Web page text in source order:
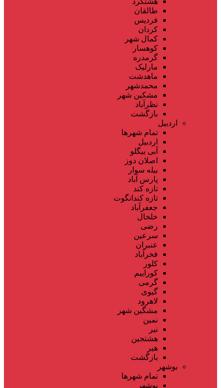
طالقان
فردیس
کردان
کمال شهر
کوهسار
گرمدره
مارلیک
ماهدشت
محمدشهر
مشکین شهر
نظرآباد
بازگشت
اردبیل
تمام شهر‌ها
اردبیل
آبی بیگلو
اصلان دوز
بیله سوار
پارس آباد
تازه کند
تازه کندانگوت
جعفرآباد
خلخال
رضی
سرعین
عنبران
فخرآباد
کلور
کوراییم
گرمی
گیوی
لاهرود
مشگین شهر
نمین
نیر
هشتجین
هیر
بازگشت
بوشهر
تمام شهر‌ها
بوشهر